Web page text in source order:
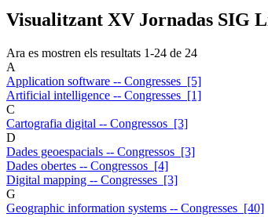
Visualitzant XV Jornadas SIG
Ara es mostren els resultats 1-24 de 24
A
Application software -- Congresses [5]
Artificial intelligence -- Congresses [1]
C
Cartografia digital -- Congressos [3]
D
Dades geoespacials -- Congressos [3]
Dades obertes -- Congressos [4]
Digital mapping -- Congresses [3]
G
Geographic information systems -- Congresses [40]